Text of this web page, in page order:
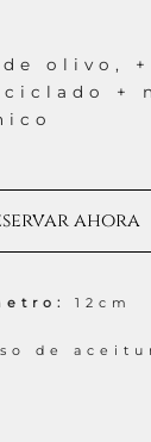
olivo, +
+
ahora
12cm
de